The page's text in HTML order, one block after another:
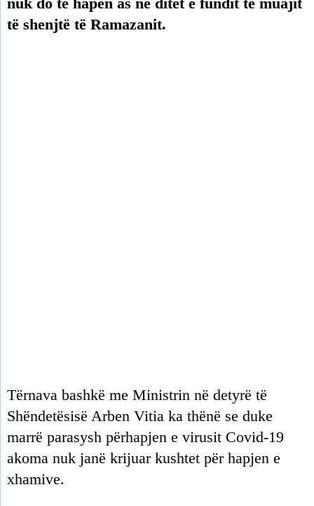
të shenjtë të Ramazanit.
Tërnava bashkë me Ministrin në detyrë të
Shëndetësisë Arben Vitia ka thënë se duke
marrë parasysh përhapjen e virusit Covid-19
akoma nuk janë krijuar kushtet për hapjen e
xhamive.